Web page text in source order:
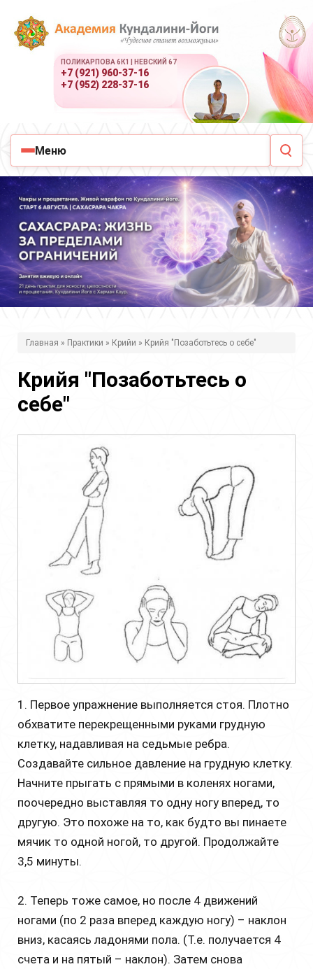
ПОЛИКАРПОВА 6К1 | НЕВСКИЙ 67
+7 (921) 960-37-16
+7 (952) 228-37-16
Меню
д
е
Главная » Практики » Крийи » Крийя "Позаботьтесь о себе"
Крийя "Позаботьтесь о
себе"
1. Первое упражнение выполняется стоя. Плотно
обхватите перекрещенными руками грудную
клетку, надавливая на седьмые ребра.
Создавайте сильное давление на грудную клетку.
Начните прыгать с прямыми в коленях ногами,
поочередно выставляя то одну ногу вперед, то
другую. Это похоже на то, как будто вы пинаете
мячик то одной ногой, то другой. Продолжайте
3,5 минуты.
2. Теперь тоже самое, но после 4 движений
ногами (по 2 раза вперед каждую ногу) – наклон
вниз, касаясь ладонями пола. (Т.е. получается 4
счета и на пятый – наклон). Затем снова